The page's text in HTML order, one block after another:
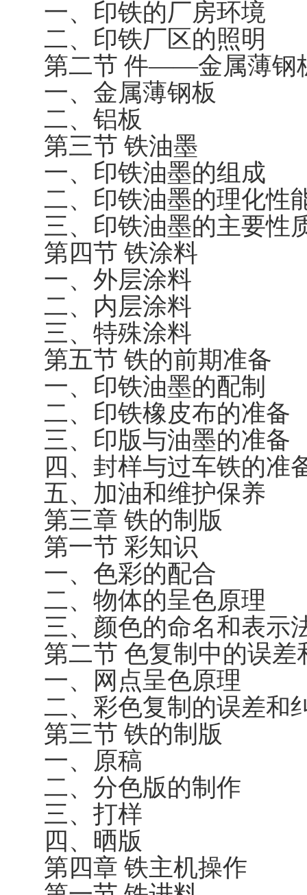
一、印铁的厂房环境
二、印铁厂区的照明
第二节 件——金属薄钢
一、金属薄钢板
二、铝板
第三节 铁油墨
一、印铁油墨的组成
二、印铁油墨的理化性
三、印铁油墨的主要性
第四节 铁涂料
一、外层涂料
二、内层涂料
三、特殊涂料
第五节 铁的前期准备
一、印铁油墨的配制
二、印铁橡皮布的准备
三、印版与油墨的准备
四、封样与过车铁的准
五、加油和维护保养
第三章 铁的制版
第一节 彩知识
一、色彩的配合
二、物体的呈色原理
三、颜色的命名和表示
第二节 色复制中的误差
一、网点呈色原理
二、彩色复制的误差和
第三节 铁的制版
一、原稿
二、分色版的制作
三、打样
四、晒版
第四章 铁主机操作